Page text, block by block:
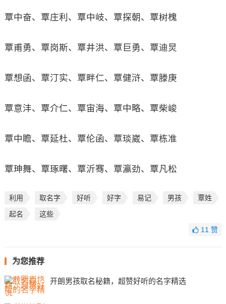
覃中奋、覃庄利、覃中岐、覃探朝、覃树槐
覃甫勇、覃岗斯、覃井洪、覃巨勇、覃迪炅
覃想函、覃汀实、覃畔仁、覃健浒、覃滕庚
覃意沣、覃介仁、覃宙海、覃中略、覃柴峻
覃中瞻、覃延杜、覃伦函、覃琰崴、覃栋准
覃珅舞、覃琢曙、覃沂骞、覃瀛劲、覃凡松
利用 取名字 好听 好字 易记 男孩
覃姓
起名
这些
11赞
为您推荐
开朗男孩取名秘籍，超赞好听的名字精选